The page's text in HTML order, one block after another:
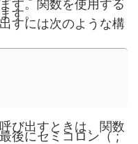
す。関数を使用する
す。
すには次のような構
び出すときは、関数
後にセミコロン（ ;